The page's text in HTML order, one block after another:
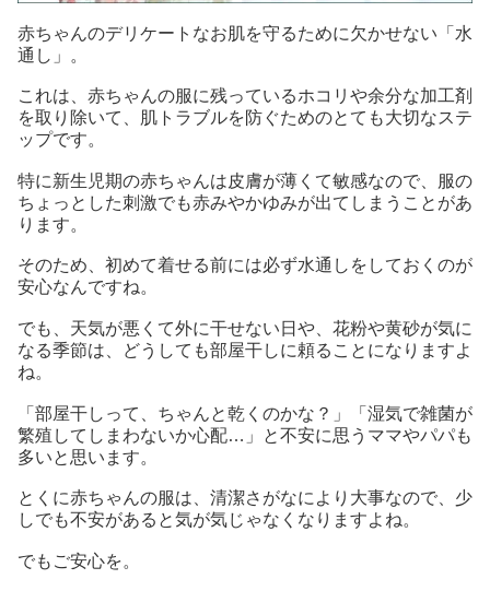
赤ちゃんのデリケートなお肌を守るために欠かせない「水
通し」。
これは、赤ちゃんの服に残っているホコリや余分な加工剤
を取り除いて、肌トラブルを防ぐためのとても大切なステ
ップです。
特に新生児期の赤ちゃんは皮膚が薄くて敏感なので、服の
ちょっとした刺激でも赤みやかゆみが出てしまうことがあ
ります。
そのため、初めて着せる前には必ず水通しをしておくのが
安心なんですね。
でも、天気が悪くて外に干せない日や、花粉や黄砂が気に
なる季節は、どうしても部屋干しに頼ることになりますよ
ね。
「部屋干しって、ちゃんと乾くのかな？」「湿気で雑菌が
繁殖してしまわないか心配…」と不安に思うママやパパも
多いと思います。
とくに赤ちゃんの服は、清潔さがなにより大事なので、少
しでも不安があると気が気じゃなくなりますよね。
でもご安心を。